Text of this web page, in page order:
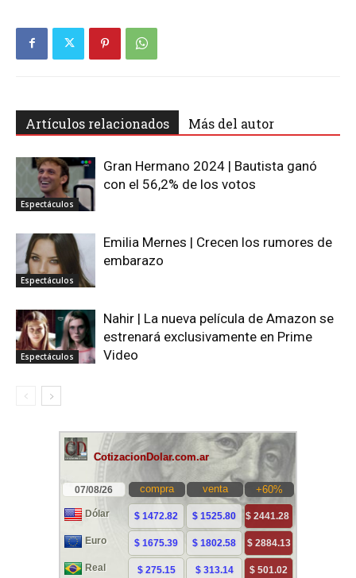
Artículos relacionados Más del autor
Espectáculos
Gran Hermano 2024 | Bautista ganó
con el 56,2% de los votos
Espectáculos
Emilia Mernes | Crecen los rumores de
embarazo
Espectáculos
Nahir | La nueva película de Amazon se
estrenará exclusivamente en Prime
Video